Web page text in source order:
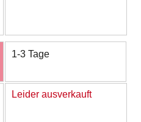
1-3 Tage
Leider ausverkauft